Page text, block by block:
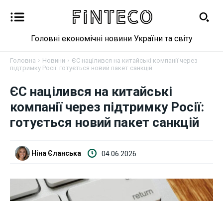
Новини
Бізнес
Криптовалюта
Головні економічні новини України та світу
Головна Новини
ЄС націлився на китайські компанії через
підтримку Росії: готується новий пакет санкцій
ЄС націлився на китайські
компанії через підтримку Росії:
готується новий пакет санкцій
Ніна Єланська 04.06.2026